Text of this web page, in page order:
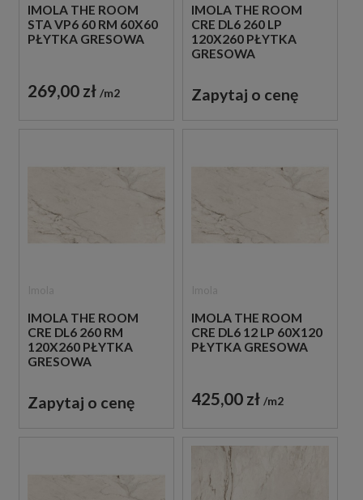
IMOLA THE ROOM
STA VP6 60 RM 60X60
PŁYTKA GRESOWA
269,00 zł m2
IMOLA THE ROOM
CRE DL6 260 LP
120X260 PŁYTKA
GRESOWA
Zapytaj o cenę
IMOLA THE ROOM
CRE DL6 260 RM
120X260 PŁYTKA
GRESOWA
Zapytaj o cenę
IMOLA THE ROOM
CRE DL6 12 LP 60X120
PŁYTKA GRESOWA
425,00 zł m2